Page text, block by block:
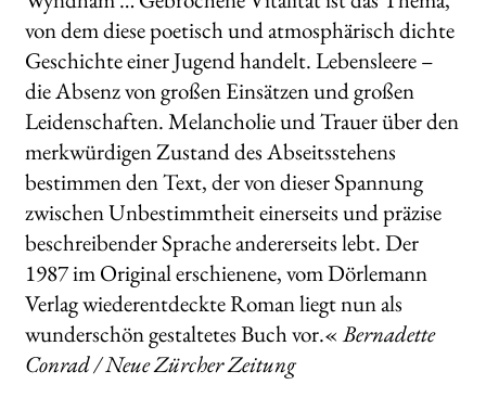
von dem diese poetisch und atmosphärisch dichte
Geschichte einer Jugend handelt. Lebensleere –
die Absenz von großen Einsätzen und großen
Leidenschaften. Melancholie und Trauer über den
merkwürdigen Zustand des Abseitsstehens
bestimmen den Text, der von dieser Spannung
zwischen Unbestimmtheit einerseits und präzise
beschreibender Sprache andererseits lebt. Der
1987 im Original erschienene, vom Dörlemann
Verlag wiederentdeckte Roman liegt nun als
wunderschön gestaltetes Buch vor.«Bernadette
Conrad / Neue Zürcher Zeitung